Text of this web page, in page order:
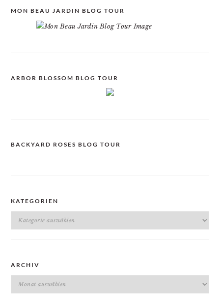
MON BEAU JARDIN BLOG TOUR
ARBOR BLOSSOM BLOG TOUR
BACKYARD ROSES BLOG TOUR
KATEGORIEN
Kategorien
ARCHIV
Archiv